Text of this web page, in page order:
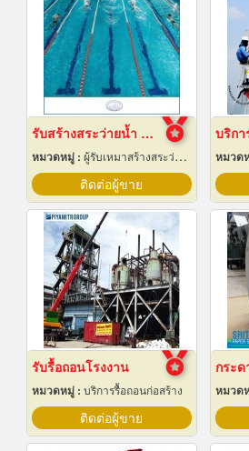
รับสร้างสระว่ายน้ำ ราคาถูก
หมวดหมู่ : ผู้รับเหมาสร้างสระว่ายน้ำ
ติดต่อผู้ขาย
หมวด
รับรื้อถอนโรงงาน
หมวดหมู่ : บริการรื้อถอนก่อสร้าง
ติดต่อผู้ขาย
หมวด